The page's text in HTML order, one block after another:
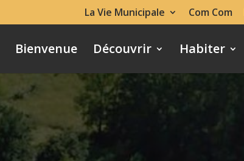
La Vie Municipale Com Com
Bienvenue Découvrir Habiter